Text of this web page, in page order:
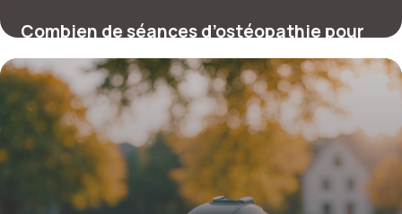
Combien de séances d’ostéopathie pour
soulager une sciatique ?
16 février 2026